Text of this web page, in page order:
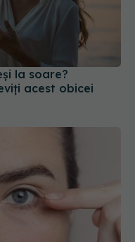
la soare?
acest obicei